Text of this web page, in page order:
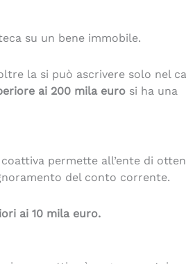
su un bene immobile.
la si può ascrivere solo nel
ai 200 mila euro si ha una
permette all’ente di
del conto corrente.
ai 10 mila euro.